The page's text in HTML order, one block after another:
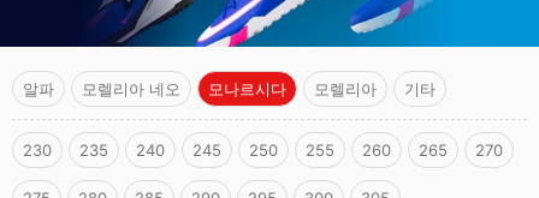
알파 모렐리아 네오 모나르시다 모렐리아 기타
230 235 240 245 250 255 260 265 270